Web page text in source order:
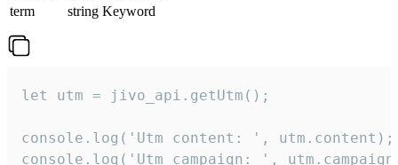
term
string Keyword
let utm = jivo_api.getUtm();
console.log('Utm content: ', utm.content);
console.log('Utm campaign: ',